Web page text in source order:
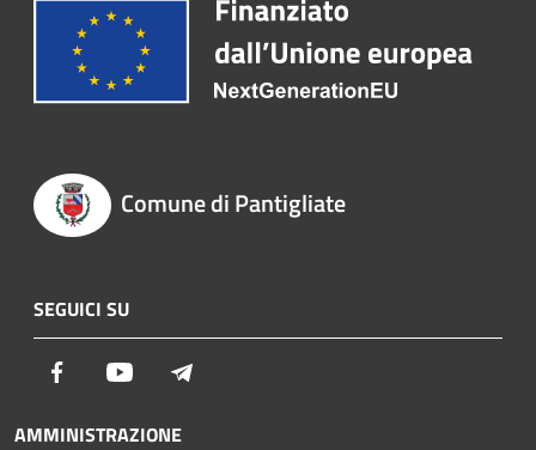
Comune di Pantigliate
SEGUICI SU
Facebook Youtube
AMMINISTRAZIONE